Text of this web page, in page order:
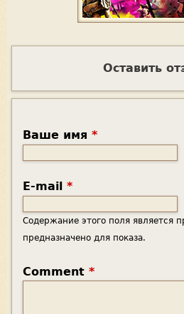
Оставить
Ваше имя *
E-mail *
Содержание этого поля является
предназначено для показа.
Comment *